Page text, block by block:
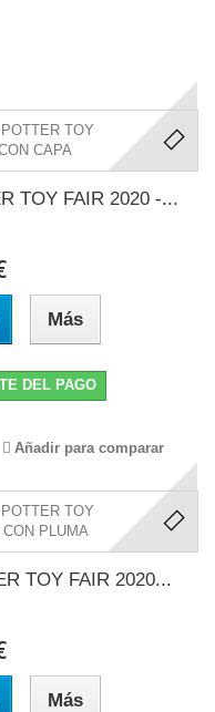
TOY FAIR 2020 -...
Más
DEL PAGO
Añadir para comparar
TOY FAIR 2020...
Más